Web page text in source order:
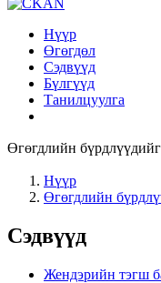
Нүүр
Өгөгдөл
Сэдвүүд
Бүлгүүд
Танилцуулга
Өгөгдлийн
Нүүр
Өгөгдлийн
Сэдвүүд
Жендэрийн тэгш